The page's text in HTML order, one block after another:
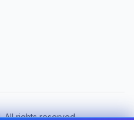
All rights reserved.